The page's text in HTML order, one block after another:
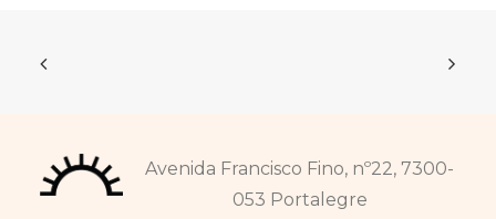
Avenida Francisco Fino, nº22, 7300-
053 Portalegre